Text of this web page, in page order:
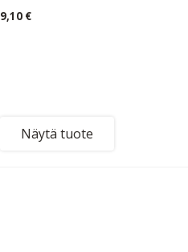
9,10 €
Näytä tuote